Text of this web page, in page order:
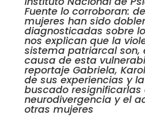
Fuente lo corroboran:
mujeres han sido
diagnosticadas sobre
nos explican que la
sistema patriarcal son,
causa de esta
reportaje Gabriela,
de sus experiencias y
buscado resignificarlas
neurodivergencia y el
otras mujeres